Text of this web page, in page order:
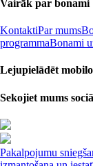
Vairāk par bonami
KontaktiPar mums
programmaBonami
Lejupielādēt
Sekojiet mums
Pakalpojumu